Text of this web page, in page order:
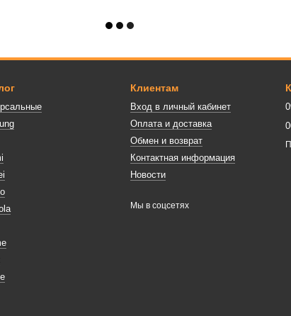
Клиентам
Вход в личный кабинет
Оплата и доставка
Обмен и возврат
Контактная информация
Новости
Мы в соцсетях